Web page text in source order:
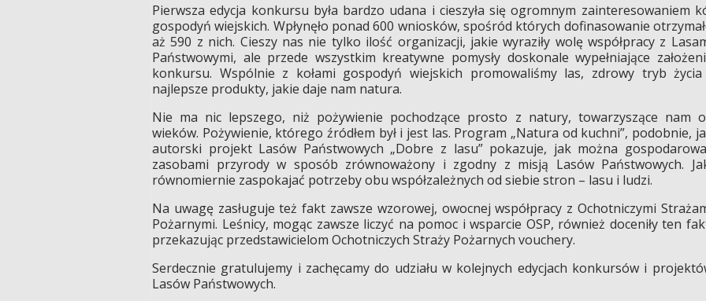
Pierwsza edycja konkursu była bardzo udana i cieszyła się ogromnym zainteresowaniem
gospodyń wiejskich. Wpłynęło ponad 600 wniosków, spośród których dofinasowanie
aż 590 z nich. Cieszy nas nie tylko ilość organizacji, jakie wyraziły wolę współpracy z
Państwowymi, ale przede wszystkim kreatywne pomysły doskonale wypełniające
konkursu. Wspólnie z kołami gospodyń wiejskich promowaliśmy las, zdrowy tryb
najlepsze produkty, jakie daje nam natura.
Nie ma nic lepszego, niż pożywienie pochodzące prosto z natury, towarzyszące nam
wieków. Pożywienie, którego źródłem był i jest las. Program „Natura od kuchni”, podobnie,
autorski projekt Lasów Państwowych „Dobre z lasu” pokazuje, jak można
zasobami przyrody w sposób zrównoważony i zgodny z misją Lasów Państwowych.
równomiernie zaspokajać potrzeby obu współzależnych od siebie stron – lasu i ludzi.
Na uwagę zasługuje też fakt zawsze wzorowej, owocnej współpracy z Ochotniczymi
Pożarnymi. Leśnicy, mogąc zawsze liczyć na pomoc i wsparcie OSP, również doceniły ten
przekazując przedstawicielom Ochotniczych Straży Pożarnych vouchery.
Serdecznie gratulujemy i zachęcamy do udziału w kolejnych edycjach konkursów i
Lasów Państwowych.